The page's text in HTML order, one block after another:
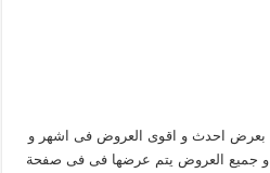
احدث و اقوى العروض فى اشهر و
و جميع العروض يتم عرضها فى فى صفحة